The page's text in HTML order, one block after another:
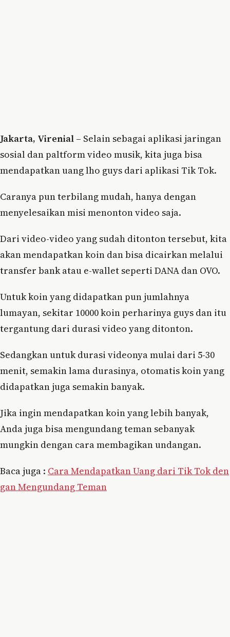
Jakarta, Virenial – Selain sebagai aplikasi jaringan
sosial dan paltform video musik, kita juga bisa
mendapatkan uang lho guys dari aplikasi Tik Tok.
Caranya pun terbilang mudah, hanya dengan
menyelesaikan misi menonton video saja.
Dari video-video yang sudah ditonton tersebut, kita
akan mendapatkan koin dan bisa dicairkan melalui
transfer bank atau e-wallet seperti DANA dan OVO.
Untuk koin yang didapatkan pun jumlahnya
lumayan, sekitar 10000 koin perharinya guys dan itu
tergantung dari durasi video yang ditonton.
Sedangkan untuk durasi videonya mulai dari 5-30
menit, semakin lama durasinya, otomatis koin yang
didapatkan juga semakin banyak.
Jika ingin mendapatkan koin yang lebih banyak,
Anda juga bisa mengundang teman sebanyak
mungkin dengan cara membagikan undangan.
Baca juga : Cara Mendapatkan Uang dari Tik Tok den
gan Mengundang Teman